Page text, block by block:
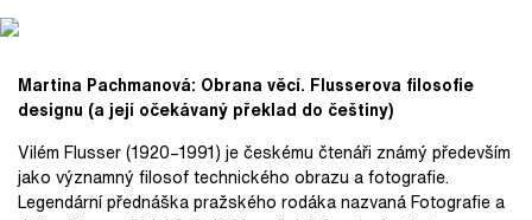
Martina Pachmanová: Obrana věcí. Flusserova filosofie
designu (a její očekávaný překlad do češtiny)
Vilém Flusser (1920–1991) je českému čtenáři známý především
jako významný filosof technického obrazu a fotografie.
Legendární přednáška pražského rodáka nazvaná Fotografie a